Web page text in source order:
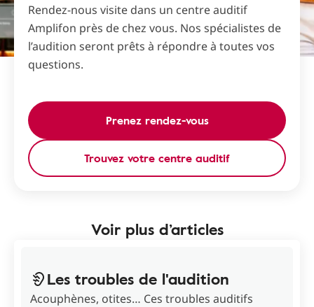
Rendez-nous visite dans un centre auditif
Amplifon près de chez vous. Nos spécialistes de
l’audition seront prêts à répondre à toutes vos
questions.
Prenez rendez-vous
Trouvez votre centre auditif
Voir plus d’articles
Les troubles de l'audition
Acouphènes, otites… Ces troubles auditifs